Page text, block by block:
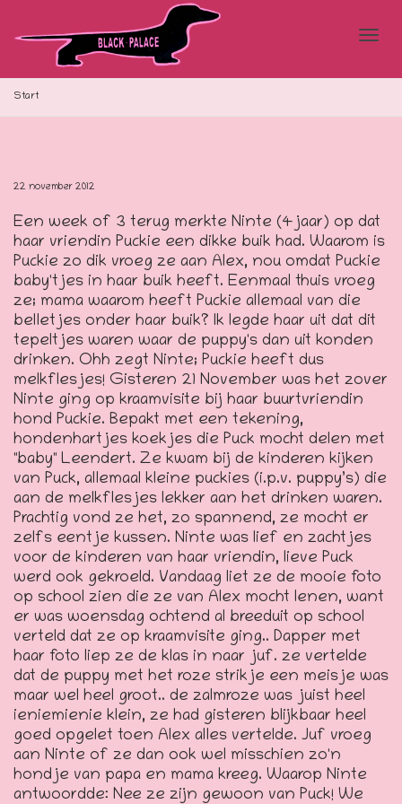
de
Start
22 november 2012
Een week of 3 terug merkte Ninte (4jaar) op dat
haar vriendin Puckie een dikke buik had. Waarom is
Puckie zo dik vroeg ze aan Alex, nou omdat Puckie
baby'tjes in haar buik heeft. Eenmaal thuis vroeg
ze; mama waarom heeft Puckie allemaal van die
belletjes onder haar buik? Ik legde haar uit dat dit
tepeltjes waren waar de puppy's dan uit konden
drinken. Ohh zegt Ninte; Puckie heeft dus
melkflesjes! Gisteren 21 November was het zover
Ninte ging op kraamvisite bij haar buurtvriendin
hond Puckie. Bepakt met een tekening,
hondenhartjes koekjes die Puck mocht delen met
"baby" Leendert. Ze kwam bij de kinderen kijken
van Puck, allemaal kleine puckies (i.p.v. puppy’s) die
aan de melkflesjes lekker aan het drinken waren.
Prachtig vond ze het, zo spannend, ze mocht er
zelfs eentje kussen. Ninte was lief en zachtjes
voor de kinderen van haar vriendin, lieve Puck
werd ook gekroeld. Vandaag liet ze de mooie foto
op school zien die ze van Alex mocht lenen, want
er was woensdag ochtend al breeduit op school
verteld dat ze op kraamvisite ging.. Dapper met
haar foto liep ze de klas in naar juf. ze vertelde
dat de puppy met het roze strikje een meisje was
maar wel heel groot.. de zalmroze was juist heel
ieniemienie klein, ze had gisteren blijkbaar heel
goed opgelet toen Alex alles vertelde. Juf vroeg
aan Ninte of ze dan ook wel misschien zo'n
hondje van papa en mama kreeg. Waarop Ninte
antwoordde: Nee ze zijn gewoon van Puck! We